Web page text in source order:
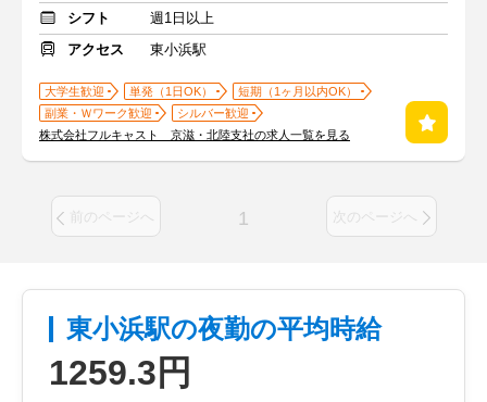
シフト
週1日以上
アクセス
東小浜駅
大学生歓迎 単発（1日OK）
短期（1ヶ月以内OK）
副業・Ｗワーク歓迎
シルバー歓迎
株式会社フルキャスト 京滋・北陸支社の求人一覧を見る
前のページへ 1 次のページへ
東小浜駅の夜勤の平均時給
1259.3円